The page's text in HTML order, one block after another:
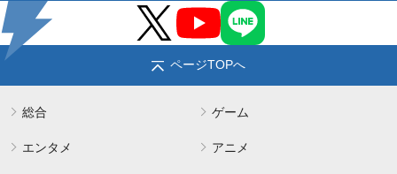
ページTOPへ
総合 ゲーム
エンタメ アニメ